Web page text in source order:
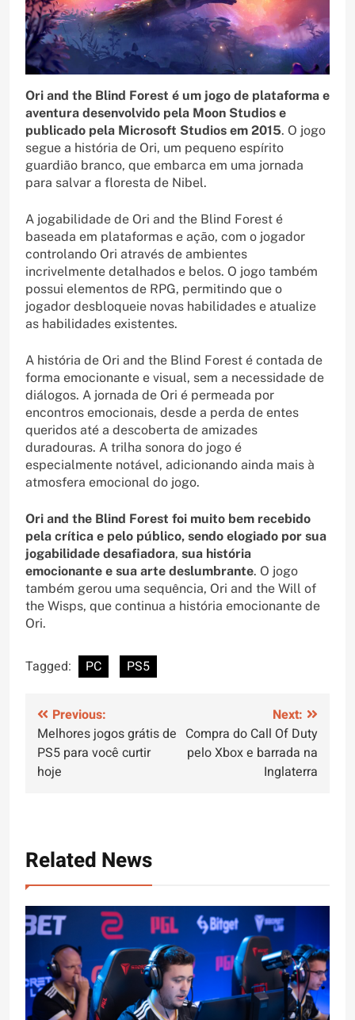
Ori and the Blind Forest é um jogo de plataforma e
aventura desenvolvido pela Moon Studios e
publicado pela Microsoft Studios em 2015. O jogo
segue a história de Ori, um pequeno espírito
guardião branco, que embarca em uma jornada
para salvar a floresta de Nibel.
A jogabilidade de Ori and the Blind Forest é
baseada em plataformas e ação, com o jogador
controlando Ori através de ambientes
incrivelmente detalhados e belos. O jogo também
possui elementos de RPG, permitindo que o
jogador desbloqueie novas habilidades e atualize
as habilidades existentes.
A história de Ori and the Blind Forest é contada de
forma emocionante e visual, sem a necessidade de
diálogos. A jornada de Ori é permeada por
encontros emocionais, desde a perda de entes
queridos até a descoberta de amizades
duradouras. A trilha sonora do jogo é
especialmente notável, adicionando ainda mais à
atmosfera emocional do jogo.
Ori and the Blind Forest foi muito bem recebido
pela crítica e pelo público, sendo elogiado por sua
jogabilidade desafiadora, sua história
emocionante e sua arte deslumbrante. O jogo
também gerou uma sequência, Ori and the Will of
the Wisps, que continua a história emocionante de
Ori.
Tagged: PC PS5
Navegação
de
Post
Previous:
Melhores jogos grátis de
PS5 para você curtir
hoje
Next:
Compra do Call Of Duty
pelo Xbox e barrada na
Inglaterra
Related News